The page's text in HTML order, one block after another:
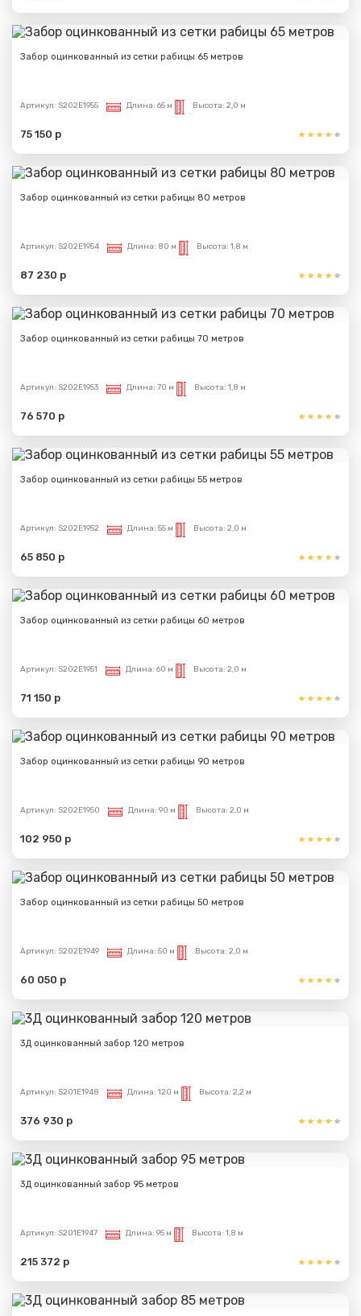
Забор оцинкованный из сетки рабицы 65 метров
Артикул: S202E1955 Длина: 65 м Высота: 2,0 м
75 150 р
Забор оцинкованный из сетки рабицы 80 метров
Артикул: S202E1954 Длина: 80 м Высота: 1,8 м
87 230 р
Забор оцинкованный из сетки рабицы 70 метров
Артикул: S202E1953 Длина: 70 м Высота: 1,8 м
76 570 р
Забор оцинкованный из сетки рабицы 55 метров
Артикул: S202E1952 Длина: 55 м Высота: 2,0 м
65 850 р
Забор оцинкованный из сетки рабицы 60 метров
Артикул: S202E1951 Длина: 60 м Высота: 2,0 м
71 150 р
Забор оцинкованный из сетки рабицы 90 метров
Артикул: S202E1950 Длина: 90 м Высота: 2,0 м
102 950 р
Забор оцинкованный из сетки рабицы 50 метров
Артикул: S202E1949 Длина: 50 м Высота: 2,0 м
60 050 р
3Д оцинкованный забор 120 метров
Артикул: S201E1948 Длина: 120 м Высота: 2,2 м
376 930 р
3Д оцинкованный забор 95 метров
Артикул: S201E1947 Длина: 95 м Высота: 1,8 м
215 372 р